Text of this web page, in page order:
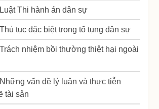
Thi hành án dân sự
tục đặc biệt trong tố tụng dân sự
nhiệm bồi thường thiệt hại ngoài
vấn đề lý luận và thực tiễn
tài sản